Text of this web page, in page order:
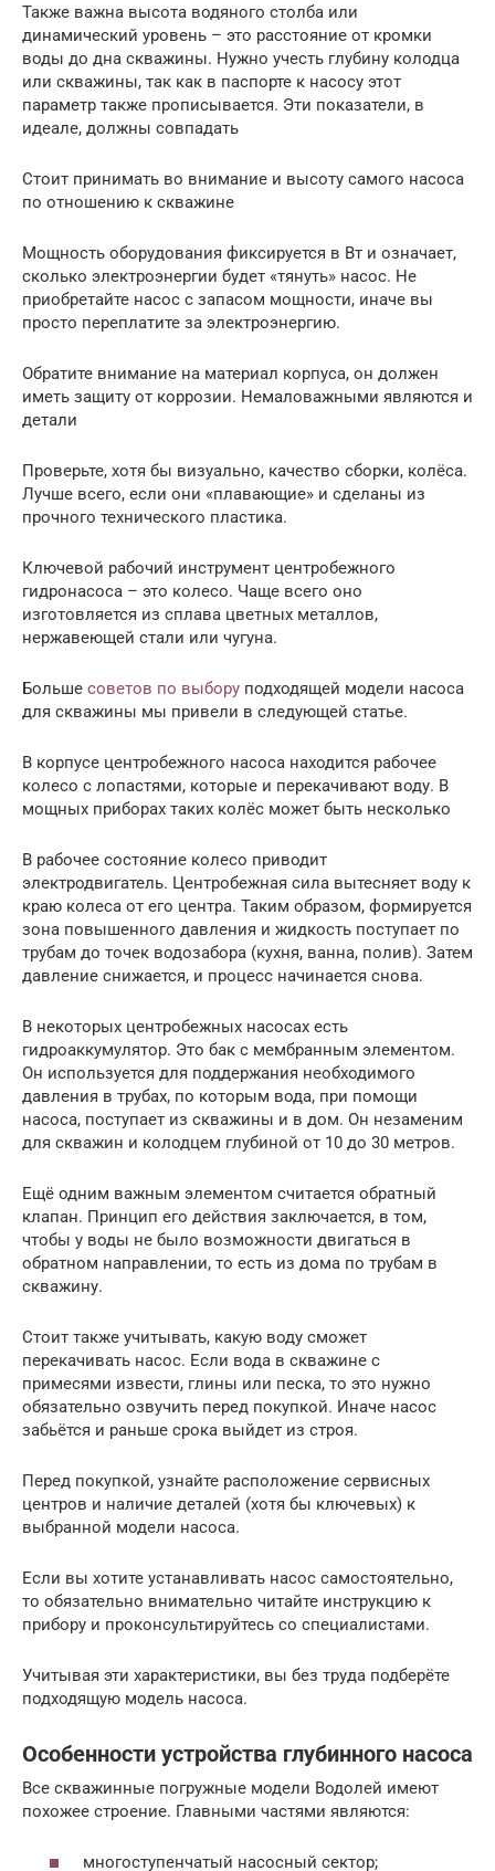
Также важна высота водяного столба или
динамический уровень – это расстояние от кромки
воды до дна скважины. Нужно учесть глубину колодца
или скважины, так как в паспорте к насосу этот
параметр также прописывается. Эти показатели, в
идеале, должны совпадать
Стоит принимать во внимание и высоту самого насоса
по отношению к скважине
Мощность оборудования фиксируется в Вт и означает,
сколько электроэнергии будет «тянуть» насос. Не
приобретайте насос с запасом мощности, иначе вы
просто переплатите за электроэнергию.
Обратите внимание на материал корпуса, он должен
иметь защиту от коррозии. Немаловажными являются и
детали
Проверьте, хотя бы визуально, качество сборки, колёса.
Лучше всего, если они «плавающие» и сделаны из
прочного технического пластика.
Ключевой рабочий инструмент центробежного
гидронасоса – это колесо. Чаще всего оно
изготовляется из сплава цветных металлов,
нержавеющей стали или чугуна.
Больше советов по выбору подходящей модели насоса
для скважины мы привели в следующей статье.
В корпусе центробежного насоса находится рабочее
колесо с лопастями, которые и перекачивают воду. В
мощных приборах таких колёс может быть несколько
В рабочее состояние колесо приводит
электродвигатель. Центробежная сила вытесняет воду к
краю колеса от его центра. Таким образом, формируется
зона повышенного давления и жидкость поступает по
трубам до точек водозабора (кухня, ванна, полив). Затем
давление снижается, и процесс начинается снова.
В некоторых центробежных насосах есть
гидроаккумулятор. Это бак с мембранным элементом.
Он используется для поддержания необходимого
давления в трубах, по которым вода, при помощи
насоса, поступает из скважины и в дом. Он незаменим
для скважин и колодцем глубиной от 10 до 30 метров.
Ещё одним важным элементом считается обратный
клапан. Принцип его действия заключается, в том,
чтобы у воды не было возможности двигаться в
обратном направлении, то есть из дома по трубам в
скважину.
Стоит также учитывать, какую воду сможет
перекачивать насос. Если вода в скважине с
примесями извести, глины или песка, то это нужно
обязательно озвучить перед покупкой. Иначе насос
забьётся и раньше срока выйдет из строя.
Перед покупкой, узнайте расположение сервисных
центров и наличие деталей (хотя бы ключевых) к
выбранной модели насоса.
Если вы хотите устанавливать насос самостоятельно,
то обязательно внимательно читайте инструкцию к
прибору и проконсультируйтесь со специалистами.
Учитывая эти характеристики, вы без труда подберёте
подходящую модель насоса.
Особенности устройства глубинного насоса
Все скважинные погружные модели Водолей имеют
похожее строение. Главными частями являются:
многоступенчатый насосный сектор;